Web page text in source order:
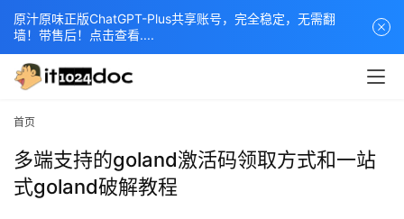
首页
多端支持的goland激活码领取方式和一站
式goland破解教程
原汁原味正版ChatGPT-Plus共享账号，完全稳定，无需翻
墙！带售后！点击查看....